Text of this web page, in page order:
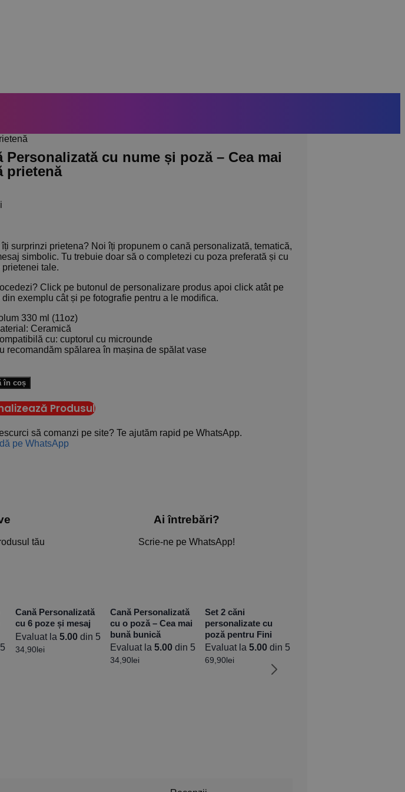
Personalizată cu nume și poză – Cea mai
prietenă
îți surprinzi prietena? Noi îți propunem o cană personalizată, tematică,
simbolic. Tu trebuie doar să o completezi cu poza preferată și cu
prietenei tale.
Click pe butonul de personalizare produs apoi click atât pe
din exemplu cât și pe fotografie pentru a le modifica.
330 ml (11oz)
Ceramică
cu: cuptorul cu microunde
recomandăm spălarea în mașina de spălat vase
în coș
Produsul
să comanzi pe site? Te ajutăm rapid pe WhatsApp.
pe WhatsApp
tău
Ai întrebări?
Scrie-ne pe WhatsApp!
Cană Personalizată
cu 6 poze și mesaj
Evaluat la 5.00din 5
34,90lei
Cană Personalizată
cu o poză – Cea mai
bună bunică
Evaluat la 5.00din 5
34,90lei
Set 2 căni
personalizate cu
poză pentru Fini
Evaluat la 5.00din 5
69,90lei